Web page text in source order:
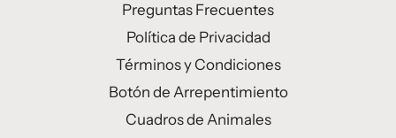
Preguntas Frecuentes
Política de Privacidad
Términos y Condiciones
Botón de Arrepentimiento
Cuadros de Animales